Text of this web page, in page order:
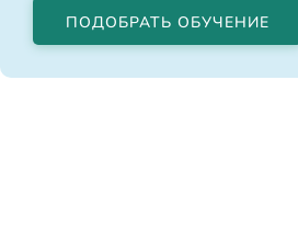
ПОДОБРАТЬ ОБУЧЕНИЕ